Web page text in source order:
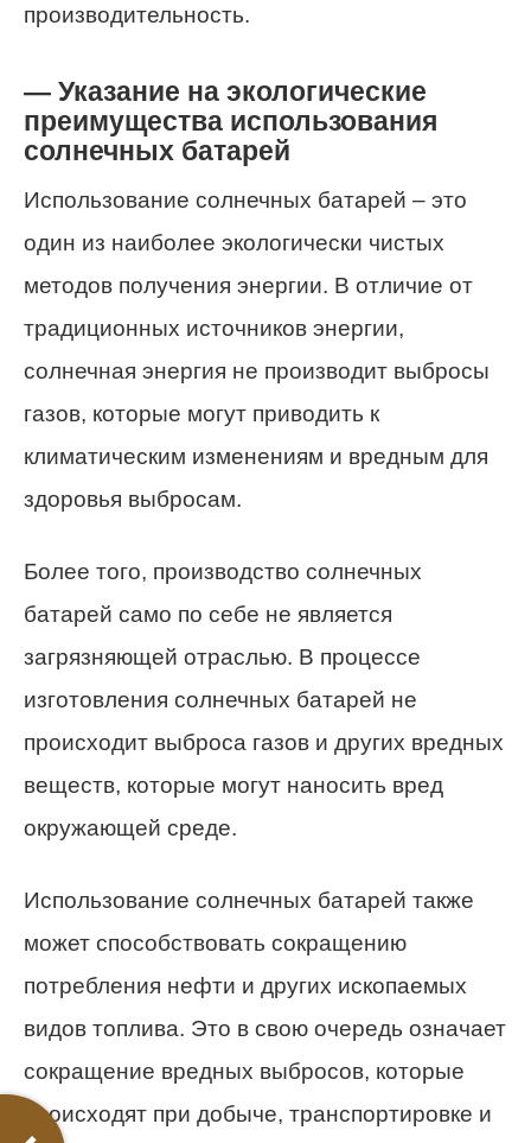
производительность.
— Указание на экологические
преимущества использования
солнечных батарей
Использование солнечных батарей – это
один из наиболее экологически чистых
методов получения энергии. В отличие от
традиционных источников энергии,
солнечная энергия не производит выбросы
газов, которые могут приводить к
климатическим изменениям и вредным для
здоровья выбросам.
Более того, производство солнечных
батарей само по себе не является
загрязняющей отраслью. В процессе
изготовления солнечных батарей не
происходит выброса газов и других вредных
веществ, которые могут наносить вред
окружающей среде.
Использование солнечных батарей также
может способствовать сокращению
потребления нефти и других ископаемых
видов топлива. Это в свою очередь означает
сокращение вредных выбросов, которые
происходят при добыче, транспортировке и